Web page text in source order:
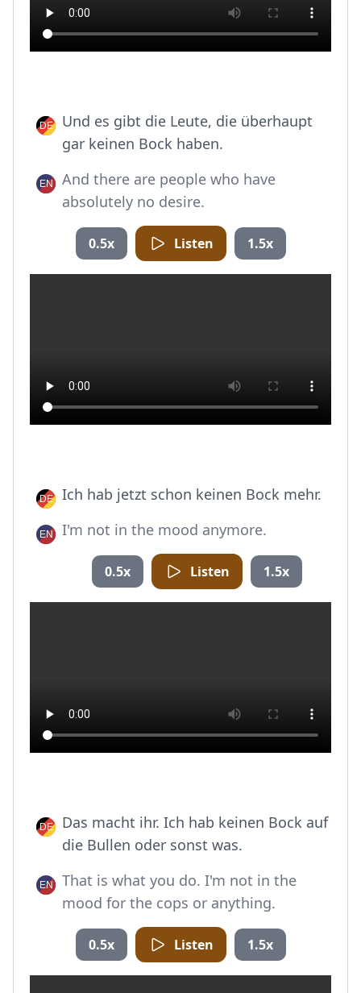
Und es gibt die Leute, die überhaupt
gar keinen Bock haben.
And there are people who have
absolutely no desire.
0.5x Listen 1.5x
Ich hab jetzt schon keinen Bock mehr.
I'm not in the mood anymore.
0.5x Listen 1.5x
Das macht ihr. Ich hab keinen Bock auf
die Bullen oder sonst was.
That is what you do. I'm not in the
mood for the cops or anything.
0.5x Listen 1.5x